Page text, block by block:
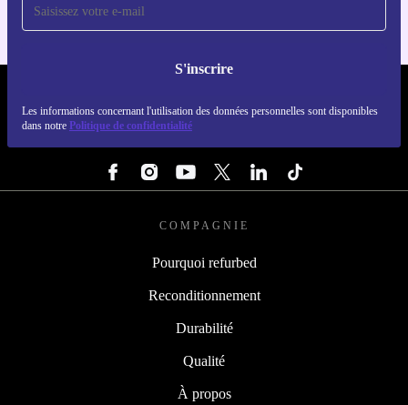
S'inscrire
Les informations concernant l'utilisation des données personnelles sont disponibles
dans notre Politique de confidentialité
COMPAGNIE
Pourquoi refurbed
Reconditionnement
Durabilité
Qualité
À propos